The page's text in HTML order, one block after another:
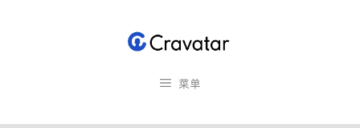
菜单